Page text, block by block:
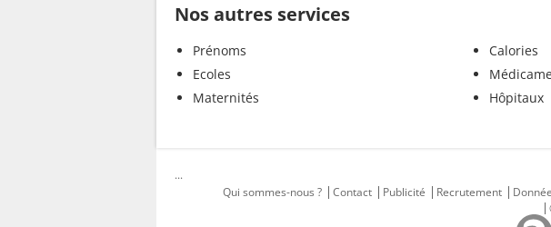
Nos autres services
Prénoms
Ecoles
Maternités
Calories
Hôpitaux
...
Qui sommes-nous ?
Contact Publicité Recrutement